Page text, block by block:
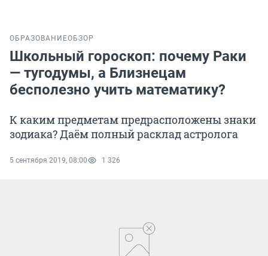
ОБРАЗОВАНИЕОБЗОР
Школьный гороскоп: почему Раки
— тугодумы, а Близнецам
бесполезно учить математику?
К каким предметам предрасположены знаки
зодиака? Даём полный расклад астролога
5 сентября 2019, 08:00 1 326